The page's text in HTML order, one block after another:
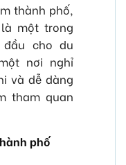
thành phố,
là một trong
cho du
nơi nghỉ
và dễ dàng
tham quan
phố